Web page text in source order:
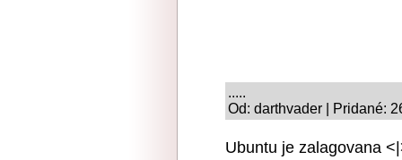
.....
Od: darthvader | Pridané:
Ubuntu je zalagovana